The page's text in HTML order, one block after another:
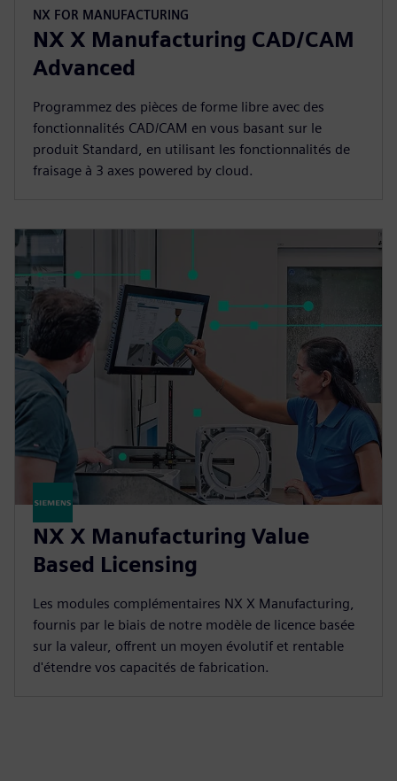
NX FOR MANUFACTURING
NX X Manufacturing CAD/CAM
Advanced
Programmez des pièces de forme libre avec des
fonctionnalités CAD/CAM en vous basant sur le
produit Standard, en utilisant les fonctionnalités de
fraisage à 3 axes powered by cloud.
NX X Manufacturing Value
Based Licensing
Les modules complémentaires NX X Manufacturing,
fournis par le biais de notre modèle de licence basée
sur la valeur, offrent un moyen évolutif et rentable
d'étendre vos capacités de fabrication.